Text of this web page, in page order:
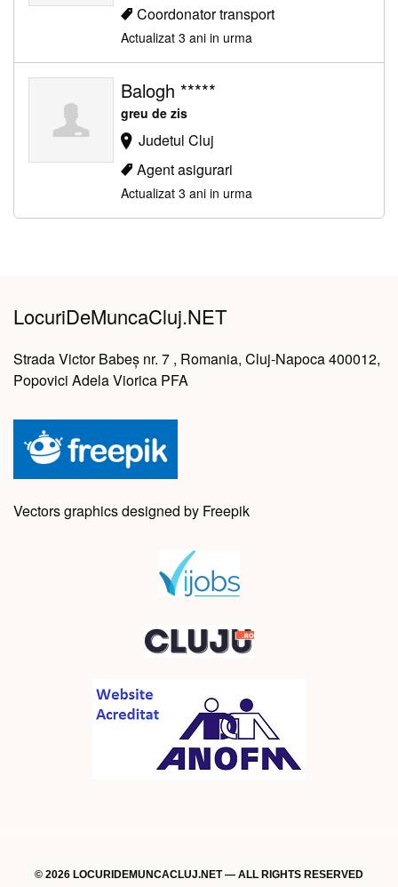
Coordonator transport
Actualizat 3 ani in urma
Balogh *****
greu de zis
Judetul Cluj
Agent asigurari
Actualizat 3 ani in urma
LocuriDeMuncaCluj.NET
Strada Victor Babeș nr. 7 , Romania, Cluj-Napoca 400012,
Popovici Adela Viorica PFA
Vectors graphics designed by Freepik
© 2026 LOCURIDEMUNCACLUJ.NET — ALL RIGHTS RESERVED